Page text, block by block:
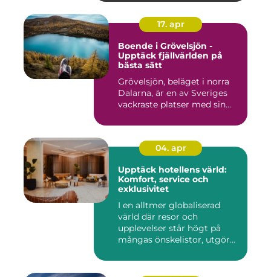
17. apr
Boende i Grövelsjön -
Upptäck fjällvärlden på
bästa sätt
Grövelsjön, beläget i norra
Dalarna, är en av Sveriges
vackraste platser med sin...
04. apr
Upptäck hotellens värld:
Komfort, service och
exklusivitet
I en alltmer globaliserad
värld där resor och
upplevelser står högt på
mångas önskelistor, utgör